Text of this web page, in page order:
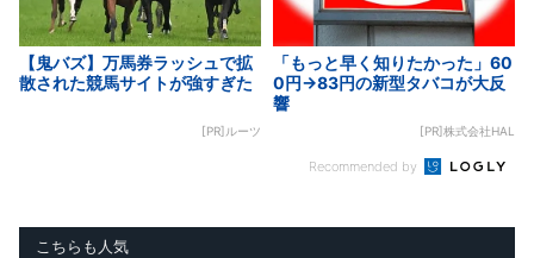
【鬼バズ】万馬券ラッシュで拡
散された競馬サイトが強すぎた
[PR]ルーツ
「もっと早く知りたかった」60
0円→83円の新型タバコが大反
響
[PR]株式会社HAL
Recommended by
こちらも人気